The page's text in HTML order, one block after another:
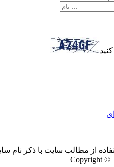
از مطالب سایت با ذکر نام
Copyright ©